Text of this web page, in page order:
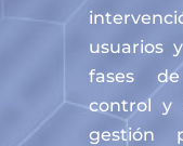
usuarios
fases
control y
gestión